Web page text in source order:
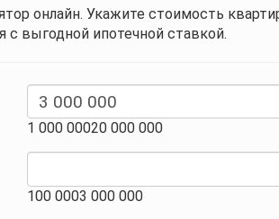
онлайн. Укажите стоимость
выгодной ипотечной ставкой.
1 000 00020 000 000
100 0003 000 000